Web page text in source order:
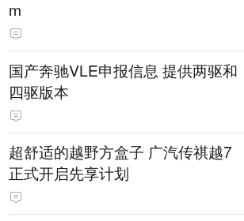
m
国产奔驰VLE申报信息 提供两驱和
四驱版本
超舒适的越野方盒子 广汽传祺越7
正式开启先享计划